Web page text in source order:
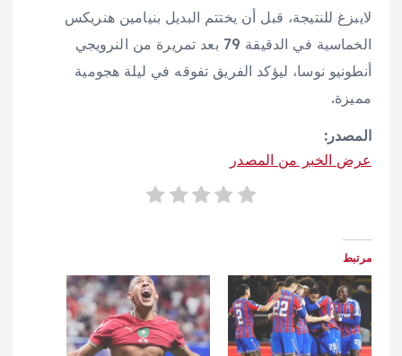
لايبزغ للنتيجة، قبل أن يختتم البديل بنيامين هنريكس
الخماسية في الدقيقة 79 بعد تمريرة من النرويجي
أنطونيو نوسا، ليؤكد الفريق تفوقه في ليلة هجومية
مميزة.
المصدر:
عرض الخبر من المصدر
مرتبط